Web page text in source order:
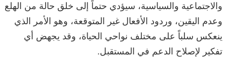
والاجتماعية والسياسية، سيؤدي حتماً إلى خلق حالة من الهلع
وعدم اليقين، وردود الأفعال غير المتوقعة، وهو الأمر الذي
ينعكس سلباً على مختلف نواحي الحياة، وقد يجهض أي
تفكير لإصلاح الدعم في المستقبل.